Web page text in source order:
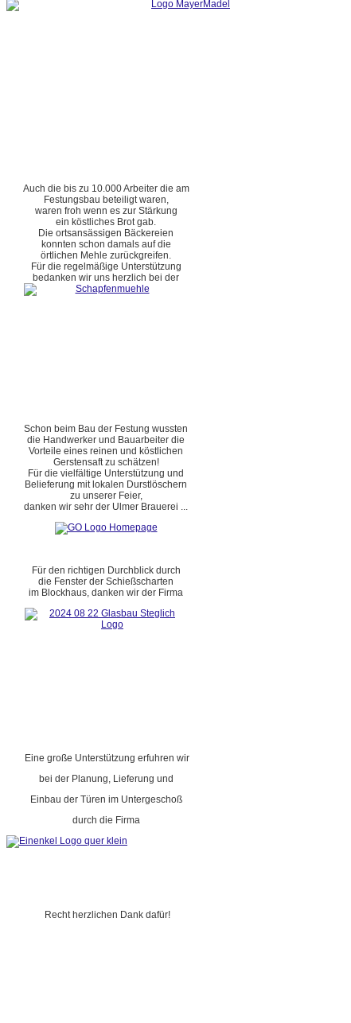
Auch die bis zu 10.000 Arbeiter die am
Festungsbau beteiligt waren,
waren froh wenn es zur Stärkung
ein köstliches Brot gab.
Die ortsansässigen Bäckereien
konnten schon damals auf die
örtlichen Mehle zurückgreifen.
Für die regelmäßige Unterstützung
bedanken wir uns herzlich bei der
Schon beim Bau der Festung wussten
die Handwerker und Bauarbeiter die
Vorteile eines reinen und köstlichen
Gerstensaft zu schätzen!
Für die vielfältige Unterstützung und
Belieferung mit lokalen Durstlöschern
zu unserer Feier,
danken wir sehr der Ulmer Brauerei ...
Für den richtigen Durchblick durch
die Fenster der Schießscharten
im Blockhaus, danken wir der Firma
Eine große Unterstützung erfuhren wir
bei der Planung, Lieferung und
Einbau der Türen im Untergeschoß
durch die Firma
Recht herzlichen Dank dafür!